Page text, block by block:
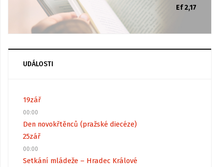
Ef 2,17
UDÁLOSTI
19zář
00:00
Den novokřtěnců (pražské diecéze)
25zář
00:00
Setkání mládeže – Hradec Králové